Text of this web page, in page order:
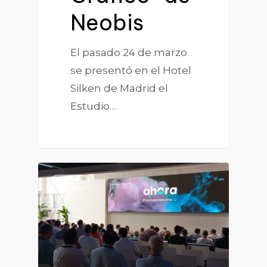
Neobis
El pasado 24 de marzo
se presentó en el Hotel
Silken de Madrid el
Estudio…
BLOG
0